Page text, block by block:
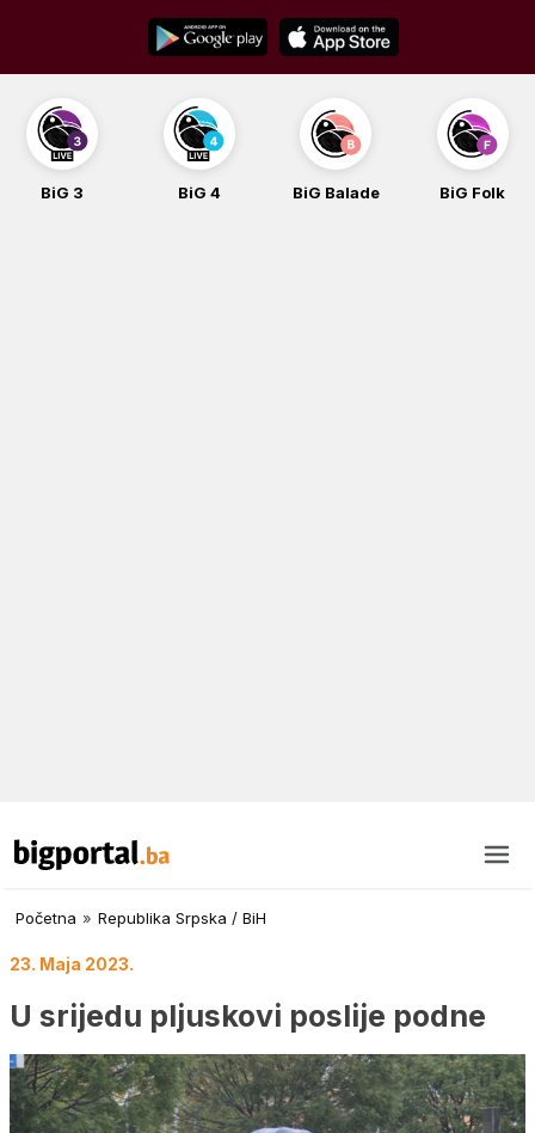
content
BiG 3 BiG 4 BiG Balade BiG Folk
Početna » Republika Srpska / BiH
23. Maja 2023.
U srijedu pljuskovi poslije podne